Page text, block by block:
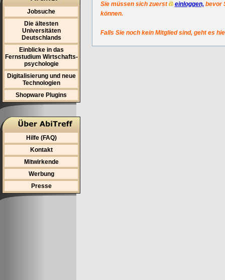
Jobsuche
Die ältesten
Universitäten
Deutschlands
Einblicke in das
Fernstudium Wirtschafts-
psychologie
Digitalisierung und neue
Technologien
Shopware Plugins
Hilfe (FAQ)
Kontakt
Mitwirkende
Werbung
Presse
Sie müssen sich zuerst einloggen,bevor
können.
Falls Sie noch kein Mitglied sind, geht es